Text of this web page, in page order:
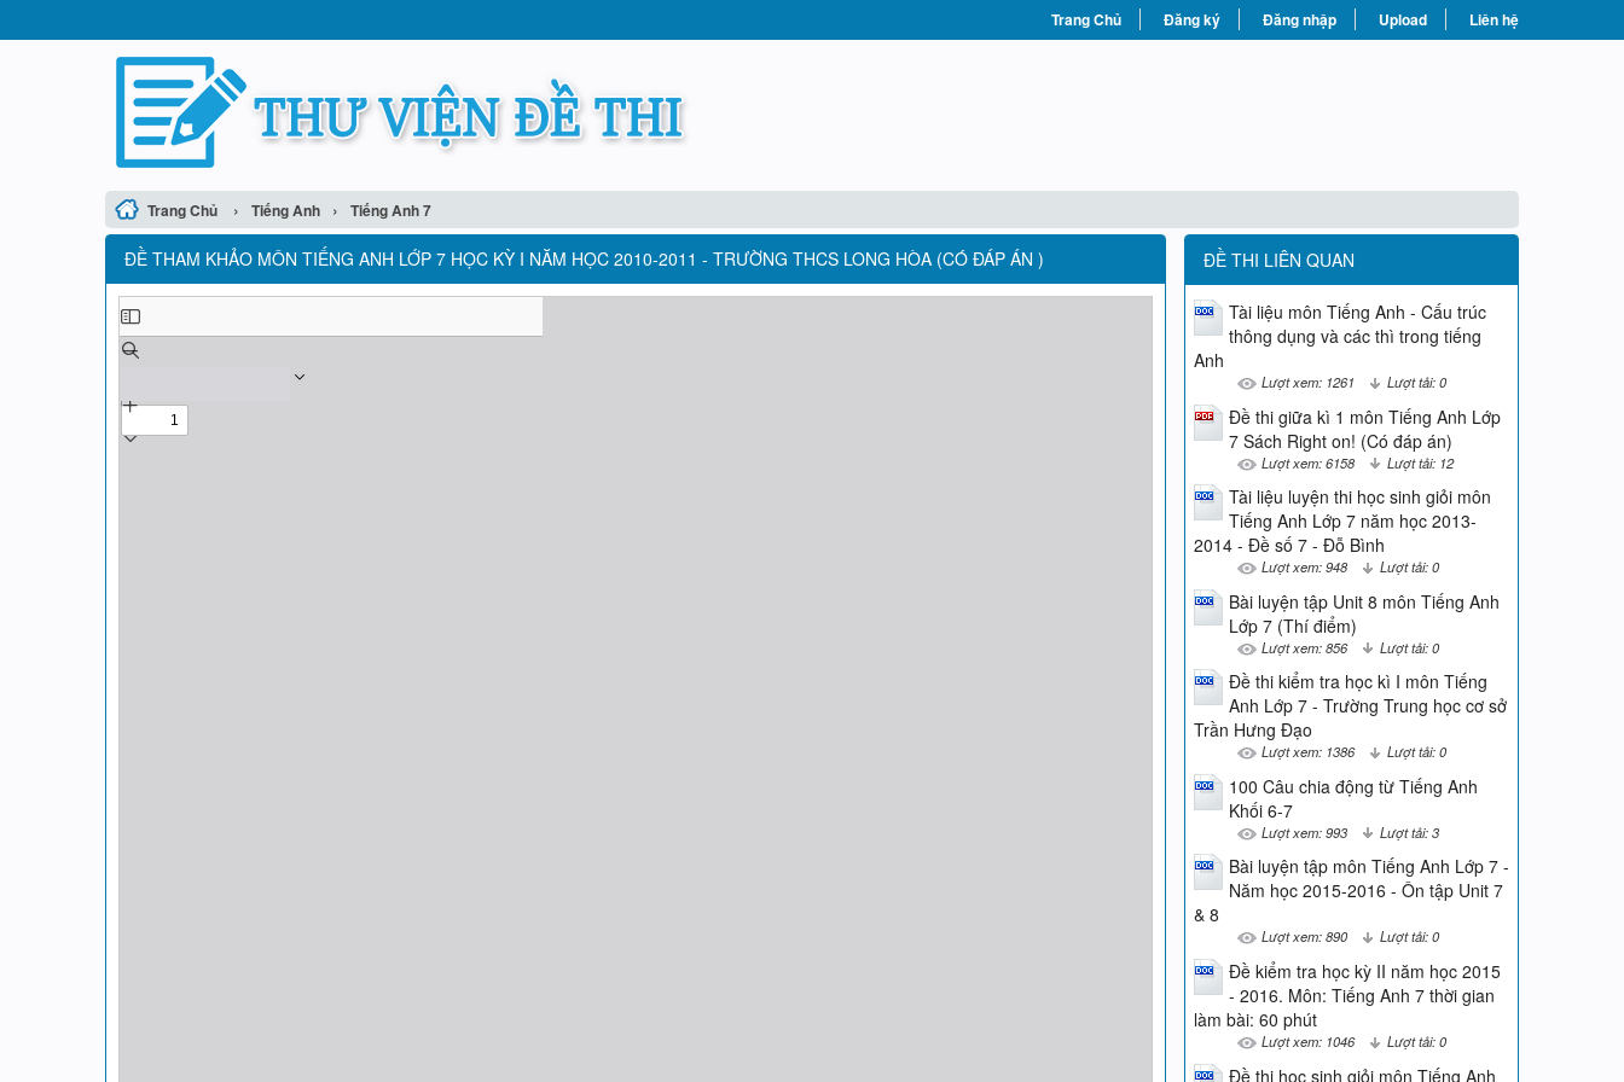
Trang Chủ Đăng ký Đăng nhập Upload Liên hệ
Trang Chủ › Tiếng Anh › Tiếng Anh 7
ĐỀ THAM KHẢO MÔN TIẾNG ANH LỚP 7 HỌC KỲ I NĂM HỌC 2010-2011 - TRƯỜNG THCS LONG HÒA (CÓ ĐÁP ÁN ) ĐỀ THI LIÊN QUAN
Tài liệu môn Tiếng Anh - Cấu trúc
thông dụng và các thì trong tiếng
Anh
Lượt xem: 1261 Lượt tải: 0
Đề thi giữa kì 1 môn Tiếng Anh Lớp
7 Sách Right on! (Có đáp án)
Lượt xem: 6158 Lượt tải: 12
Tài liệu luyện thi học sinh giỏi môn
Tiếng Anh Lớp 7 năm học 2013-
2014 - Đề số 7 - Đỗ Bình
Lượt xem: 948 Lượt tải: 0
Bài luyện tập Unit 8 môn Tiếng Anh
Lớp 7 (Thí điểm)
Lượt xem: 856 Lượt tải: 0
Đề thi kiểm tra học kì I môn Tiếng
Anh Lớp 7 - Trường Trung học cơ sở
Trần Hưng Đạo
Lượt xem: 1386 Lượt tải: 0
100 Câu chia động từ Tiếng Anh
Khối 6-7
Lượt xem: 993 Lượt tải: 3
Bài luyện tập môn Tiếng Anh Lớp 7 -
Năm học 2015-2016 - Ôn tập Unit 7
& 8
Lượt xem: 890 Lượt tải: 0
Đề kiểm tra học kỳ II năm học 2015
- 2016. Môn: Tiếng Anh 7 thời gian
làm bài: 60 phút
Lượt xem: 1046 Lượt tải: 0
Đề thi học sinh giỏi môn Tiếng Anh